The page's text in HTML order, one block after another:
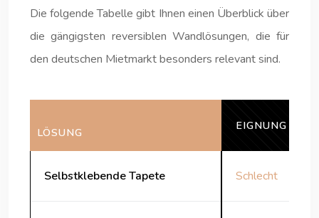
Die folgende Tabelle gibt Ihnen einen Überblick über
die gängigsten reversiblen Wandlösungen, die für
den deutschen Mietmarkt besonders relevant sind.
LÖSUNG EIGNUNG FÜR
Selbstklebende Tapete Schlecht